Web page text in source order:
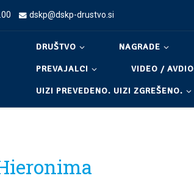
dskp@dskp-drustvo.si
DRUŠTVO NAGRADE
PREVAJALCI VIDEO / AVDIO
UIZI PREVEDENO. UIZI ZGREŠENO.